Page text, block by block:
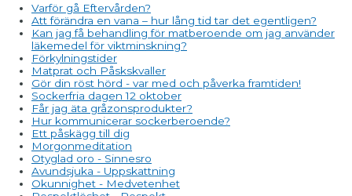
Varför gå Eftervården?
Att förändra en vana – hur lång tid tar det egentligen?
Kan jag få behandling för matberoende om jag använder
läkemedel för viktminskning?
Förkylningstider
Matprat och Påskskvaller
Gör din röst hörd - var med och påverka framtiden!
Sockerfria dagen 12 oktober
Får jag äta gråzonsprodukter?
Hur kommunicerar sockerberoende?
Ett påskägg till dig
Morgonmeditation
Otyglad oro - Sinnesro
Avundsjuka - Uppskattning
Okunnighet - Medvetenhet